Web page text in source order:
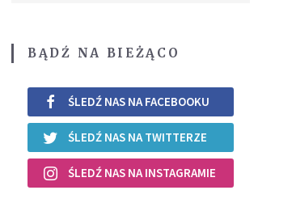
BĄDŹ NA BIEŻĄCO
ŚLEDŹ NAS NA FACEBOOKU
ŚLEDŹ NAS NA TWITTERZE
ŚLEDŹ NAS NA INSTAGRAMIE